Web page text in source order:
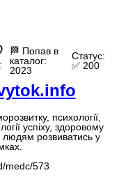
🏁 Попав в
каталог:
2023
Статус:
✅ 200
психології,
успіху, здоровому
розвиватись у
medc/573